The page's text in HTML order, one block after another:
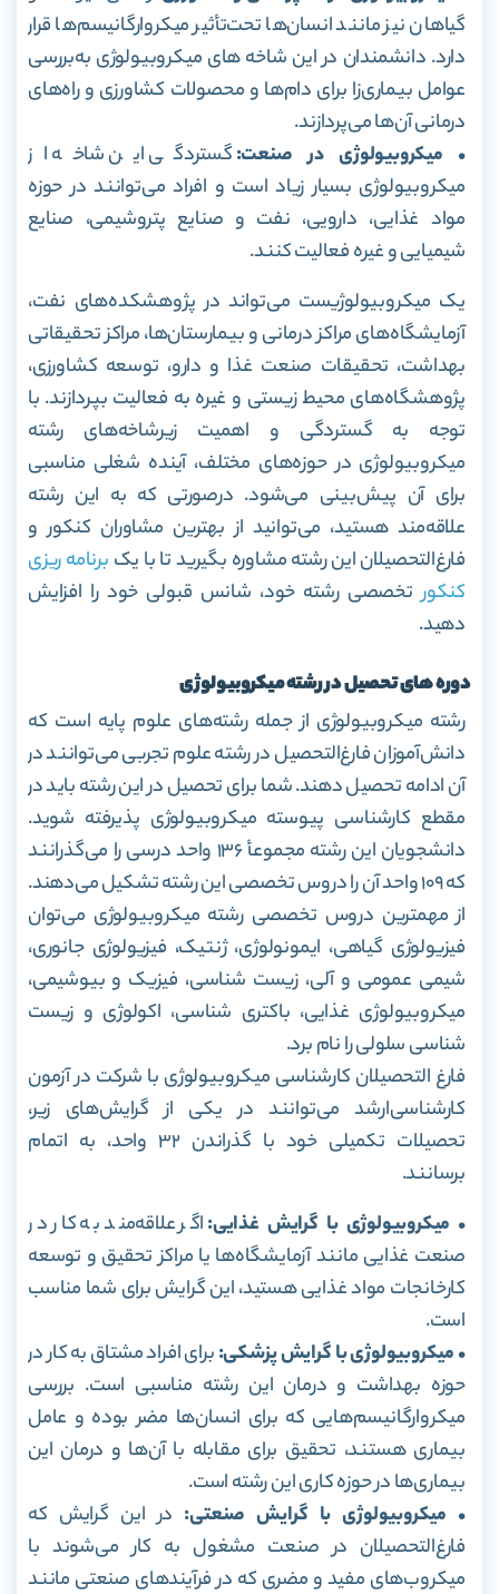
گیاهان نیز مانند انسان‌ها تحت‌تأثیر میکروارگانیسم‌ها قرار
دارد. دانشمندان در این شاخه های میکروبیولوژی به‌بررسی
عوامل بیماری‌زا برای دام‌ها و محصولات کشاورزی و راه‌های
درمانی آن‌ها می‌پردازند.
• میکروبیولوژی در صنعت:گستردگی این شاخه از
میکروبیولوژی بسیار زیاد است و افراد می‌توانند در حوزه
مواد غذایی، دارویی، نفت و صنایع پتروشیمی، صنایع
شیمیایی و غیره فعالیت کنند.
یک میکروبیولوژیست می‌تواند در پژوهشکده‌های نفت،
آزمایشگاه‌های مراکز درمانی و بیمارستان‌ها، مراکز تحقیقاتی
بهداشت، تحقیقات صنعت غذا و دارو، توسعه کشاورزی،
پژوهشگاه‌های محیط زیستی و غیره به فعالیت بپردازند. با
توجه به گستردگی و اهمیت زیرشاخه‌های رشته
میکروبیولوژی در حوزه‌های مختلف، آینده شغلی مناسبی
برای آن پیش‌بینی می‌شود. در‌صورتی که به این رشته
علاقه‌مند هستید، می‌توانید از بهترین مشاوران کنکور و
فارغ‌التحصیلان این رشته مشاوره بگیرید تا با یک برنامه ریزی
کنکورتخصصی رشته خود، شانس قبولی خود را افزایش
دهید.
دوره های تحصیل در رشته میکروبیولوژی
رشته میکروبیولوژی از جمله رشته‌های علوم پایه است که
دانش‌آموزان فارغ‌التحصیل در رشته علوم تجربی می‌توانند در
آن ادامه تحصیل دهند. شما برای تحصیل در این رشته باید در
مقطع کارشناسی پیوسته میکروبیولوژی پذیرفته شوید.
دانشجویان این رشته مجموعأ 136 واحد درسی را می‌گذرانند
که 109 واحد آن را دروس تخصصی این رشته تشکیل می‌دهند.
از مهمترین دروس تخصصی رشته میکروبیولوژی می‌توان
فیزیولوژی گیاهی، ایمونولوژی، ژنتیک، فیزیولوژی جانوری،
شیمی عمومی و آلی، زیست شناسی، فیزیک و بیوشیمی،
میکروبیولوژی غذایی، باکتری شناسی، اکولوژی و زیست
شناسی سلولی را نام برد.
فارغ التحصیلان کارشناسی میکروبیولوژی با شرکت در آزمون
کارشناسی‌ارشد می‌توانند در یکی از گرایش‌های زیر،
تحصیلات تکمیلی خود با گذراندن 32 واحد، به اتمام
برسانند.
• میکروبیولوژی با گرایش غذایی:اگر علاقه‌مند به کار در
صنعت غذایی مانند آزمایشگاه‌ها یا مراکز تحقیق و توسعه
کارخانجات مواد غذایی هستید، این گرایش برای شما مناسب
است.
• میکروبیولوژی با گرایش پزشکی:برای افراد مشتاق به کار در
حوزه بهداشت و درمان این رشته مناسبی است. بررسی
میکروارگانیسم‌هایی که برای انسان‌ها مضر بوده و عامل
بیماری هستند، تحقیق برای مقابله با آن‌ها و درمان این
بیماری‌ها در حوزه کاری این رشته است.
• میکروبیولوژی با گرایش صنعتی: در این گرایش که
فارغ‌التحصیلان در صنعت مشغول به کار می‌شوند با
میکروب‌های مفید و مضری که در فرآیندهای صنعتی مانند